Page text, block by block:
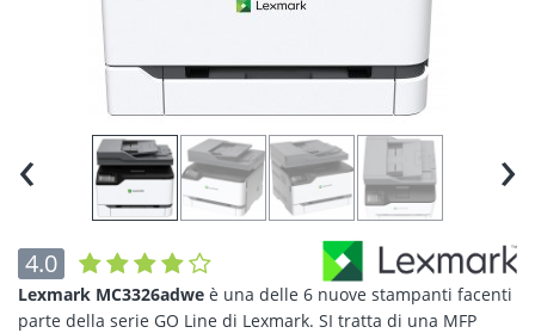
‹ ›
4.0
Lexmark MC3326adwe è una delle 6 nuove stampanti facenti
parte della serie GO Line di Lexmark. SI tratta di una MFP